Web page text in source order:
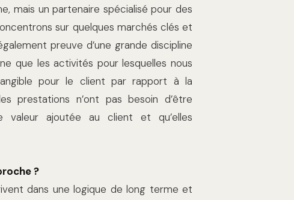
mais un partenaire spécialisé pour des
sur quelques marchés clés et
preuve d’une grande discipline
que les activités pour lesquelles nous
pour le client par rapport à la
prestations n’ont pas besoin d’être
valeur ajoutée au client et qu’elles
?
dans une logique de long terme et